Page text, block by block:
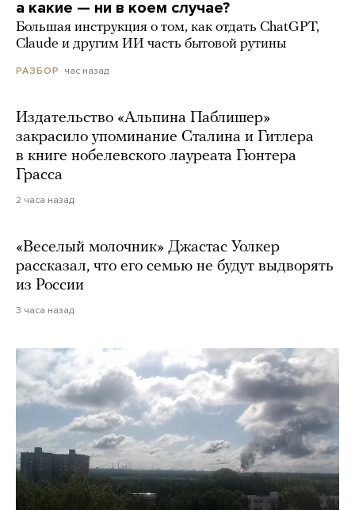
а какие — ни в коем случае?
Большая инструкция о том, как отдать ChatGPT,
Claude и другим ИИ часть бытовой рутины
РАЗБОР час назад
Издательство «Альпина Паблишер»
закрасило упоминание Сталина и Гитлера
в книге нобелевского лауреата Гюнтера
Грасса
2 часа назад
«Веселый молочник» Джастас Уолкер
рассказал, что его семью не будут выдворять
из России
3 часа назад